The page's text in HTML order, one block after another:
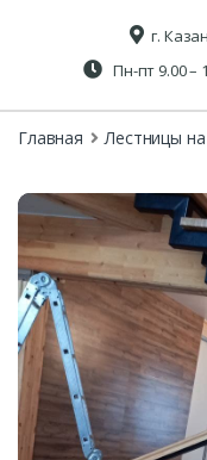
г.
Пн-пт 9.00 –
Главная Лестницы